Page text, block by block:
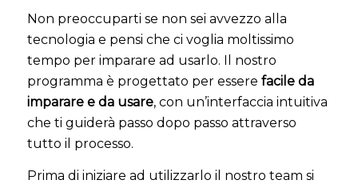
Non preoccuparti se non sei avvezzo alla
tecnologia e pensi che ci voglia moltissimo
tempo per imparare ad usarlo. Il nostro
programma è progettato per essere facile da
imparare e da usare, con un’interfaccia intuitiva
che ti guiderà passo dopo passo attraverso
tutto il processo.
Prima di iniziare ad utilizzarlo il nostro team si